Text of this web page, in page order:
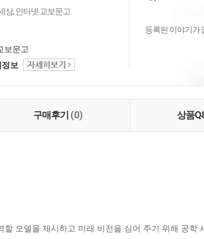
상, 인터넷 교보문고
보문고
보
등록된 이야기가
구매후기 (0) 상품
할 모델을 제시하고 미래 비전을 심어 주기 위해 공학